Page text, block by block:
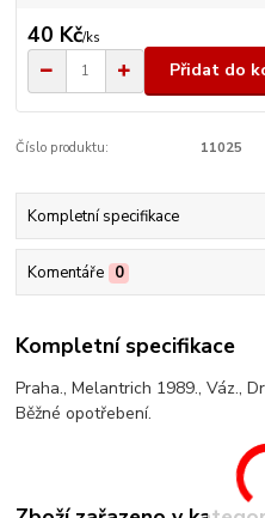
40 Kč/ks
Přidat do
Číslo produktu: 11025
Kompletní specifikace
Komentáře 0
Kompletní specifikace
Praha., Melantrich 1989., Váz.,
Běžné opotřebení.